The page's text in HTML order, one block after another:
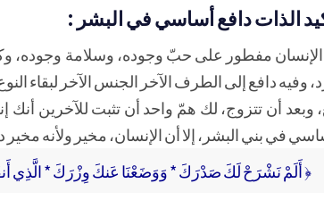
الذات دافع أساسي في البشر :
الإنسان مفطور على حبّ وجوده، وسلامة وجوده،
وفيه دافع إلى الطرف الآخر الجنس الآخر لبقاء
وبعد أن تتزوج، لك همّ واحد أن تثبت للآخرين أنك
في بني البشر، إلا أن الإنسان، مخير ولأنه
﴿ أَلَمْ نَشْرَحْ لَكَ صَدْرَكَ * وَوَضَعْنَا عَنكَ وِزْرَكَ * الَّذِي